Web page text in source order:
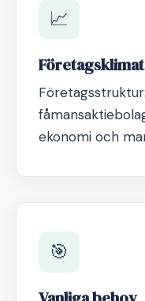
📈
Företagsklimat
ekonomi och
🎯